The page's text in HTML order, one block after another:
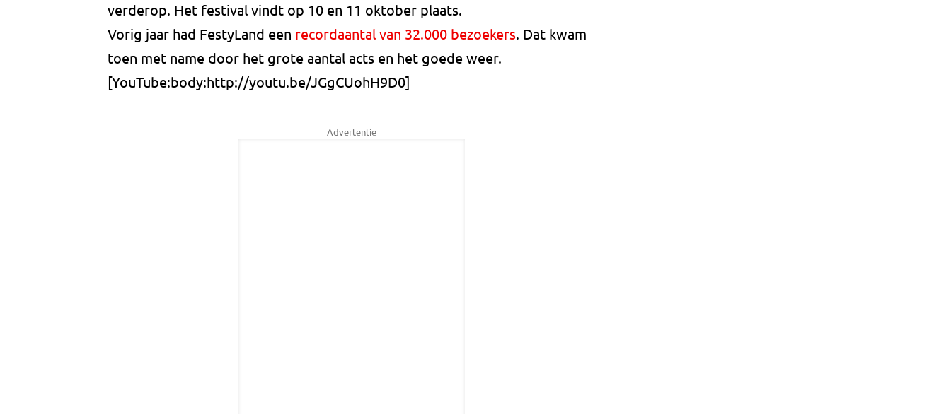
verderop. Het festival vindt op 10 en 11 oktober plaats.
Vorig jaar had FestyLand een recordaantal van 32.000 bezoekers. Dat kwam
toen met name door het grote aantal acts en het goede weer.
[YouTube:body:http://youtu.be/JGgCUohH9D0]
Advertentie